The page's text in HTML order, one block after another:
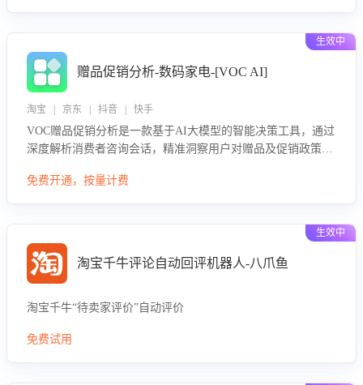
生效中
赠品促销分析-数码家电-[VOC AI]
淘宝 | 京东 | 抖音 | 快手
VOC赠品促销分析是一款基于AI大模型的智能决策工具，通过
深度解析消费者咨询会话，精准洞察用户对赠品及促销政策的
求，帮助企业制定个性化赠品组合策略，优化资源投放并淘汰
免费开通，按量计费
生效中
淘宝千牛评论自动回评机器人-八爪鱼
淘宝千牛“待卖家评价”自动评价
免费试用